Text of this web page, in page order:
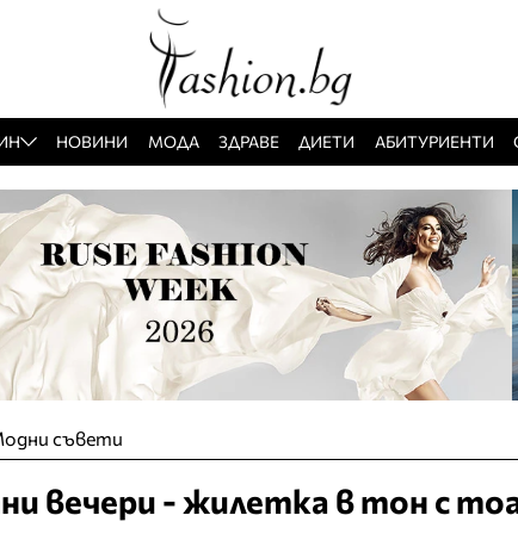
НОВИНИ МОДА ЗДРАВЕ ДИЕТИ АБИТУРИЕНТИ
съвети
вечери - жилетка в тон с